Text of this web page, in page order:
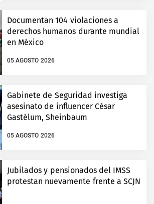
Documentan 104 violaciones a
derechos humanos durante mundial
en México
05 AGOSTO 2026
Gabinete de Seguridad investiga
asesinato de influencer César
Gastélum, Sheinbaum
05 AGOSTO 2026
Jubilados y pensionados del IMSS
protestan nuevamente frente a SCJN